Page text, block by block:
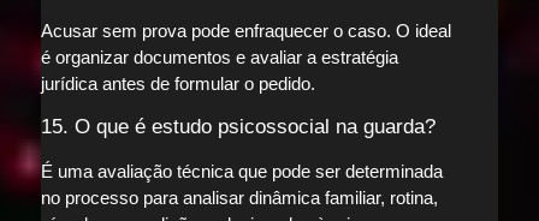
Acusar sem prova pode enfraquecer o caso. O ideal
é organizar documentos e avaliar a estratégia
jurídica antes de formular o pedido.
15. O que é estudo psicossocial na guarda?
É uma avaliação técnica que pode ser determinada
no processo para analisar dinâmica familiar, rotina,